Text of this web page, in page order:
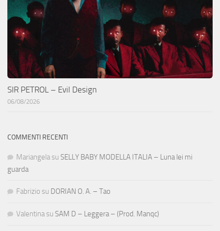
SIR PETROL – Evil Design
06/08/2026
COMMENTI RECENTI
Mariangela su SELLY BABY MODELLA ITALIA – Luna lei mi
guarda
Fabrizio su DORIAN O. A. – Tao
Valentina su SAM D – Leggera – (Prod. Manqc)